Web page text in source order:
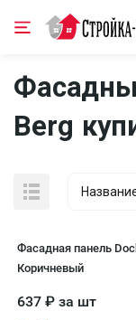
Berg
Фасадная панель
Коричневый
637 ₽ за шт